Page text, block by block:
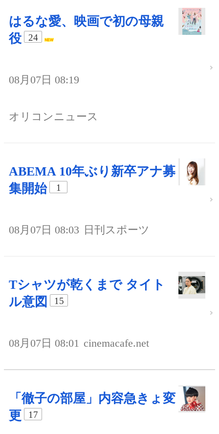
はるな愛、映画で初の母親
役
24
08月07日 08:19
オリコンニュース
ABEMA 10年ぶり新卒アナ募
集開始
1
08月07日 08:03 日刊スポーツ
Tシャツが乾くまで タイト
ル意図
15
08月07日 08:01 cinemacafe.net
「徹子の部屋」内容急きょ変
更
17